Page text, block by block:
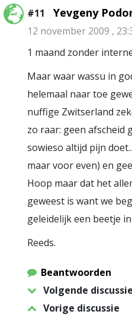
#11 Yevgeny
12 november 2009 ,
1 maand zonder
Maar waar wassu in
helemaal naar toe
nuffige Zwitserland
zo raar: geen afscheid
sowieso altijd pijn
maar voor even) en
Hoop maar dat het
geweest is want we
geleidelijk een beetje
Reeds.
Beantwoorden
Volgende discussie
Vorige discussie